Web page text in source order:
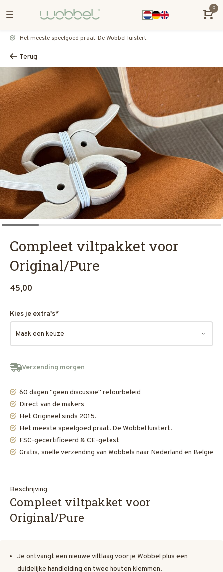
0
Het meeste speelgoed praat. De Wobbel luistert.
Terug
Compleet viltpakket voor
Original/Pure
45,00
Kies je extra's*
Verzending morgen
60 dagen "geen discussie" retourbeleid
Direct van de makers
Het Origineel sinds 2015.
Het meeste speelgoed praat. De Wobbel luistert.
FSC-gecertificeerd & CE-getest
Gratis, snelle verzending van Wobbels naar Nederland en België
Beschrijving
Compleet viltpakket voor
Original/Pure
Je ontvangt een nieuwe viltlaag voor je Wobbel plus een
duidelijke handleiding en twee houten klemmen.